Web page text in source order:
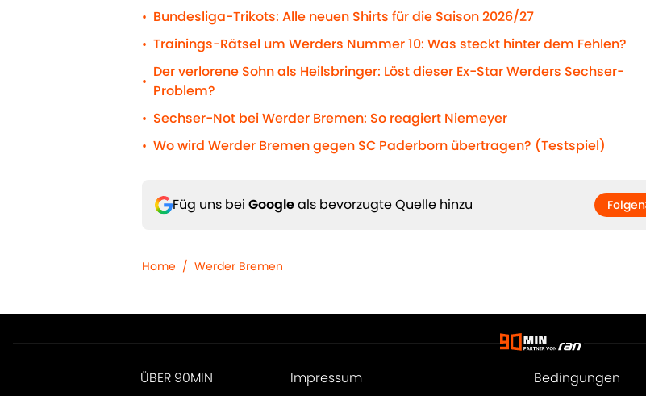
• Bundesliga-Trikots: Alle neuen Shirts für die Saison 2026/27
• Trainings-Rätsel um Werders Nummer 10: Was steckt hinter dem Fehlen?
•
Der verlorene Sohn als Heilsbringer: Löst dieser Ex-Star Werders Sechser-
Problem?
• Sechser-Not bei Werder Bremen: So reagiert Niemeyer
• Wo wird Werder Bremen gegen SC Paderborn übertragen? (Testspiel)
Füg uns bei Googleals bevorzugte Quelle hinzu Folgen
Home / Werder Bremen
ÜBER 90MIN Impressum Bedingungen